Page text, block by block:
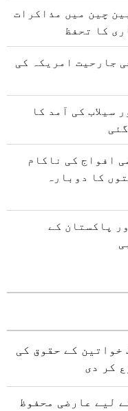
چین میں مذاکرات
کا تحفظ
جارحیت امریکہ کی
سیلاب کی آمد کا
افواج کی ناکام
کا دوبارہ
پاکستان کے
خواتین کے حقوق کی
کر دی
لیے عارضی محفوظ